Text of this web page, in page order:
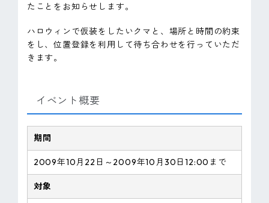
ピンマーク
たことをお知らせします。
ハロウィンで仮装をしたいクマと、場所と時間の約束
をし、位置登録を利用して待ち合わせを行っていただ
きます。
イベント概要
期間
2009年10月22日～2009年10月30日12:00まで
対象